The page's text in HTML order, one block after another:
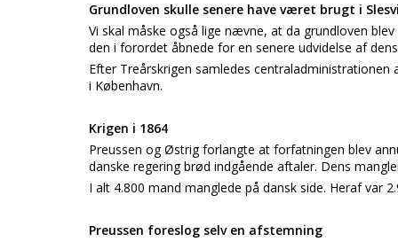
Grundloven skulle senere have været brugt i
Vi skal måske også lige nævne, at da grundloven
den i forordet åbnede for en senere udvidelse af
Efter Treårskrigen samledes
i København.
Krigen i 1864
Preussen og Østrig forlangte at forfatningen blev
danske regering brød indgående aftaler. Dens
I alt 4.800 mand manglede på dansk side. Heraf var
Preussen foreslog selv en afstemning